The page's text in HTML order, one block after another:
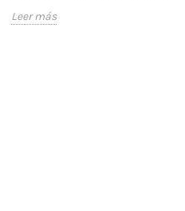
Leer más